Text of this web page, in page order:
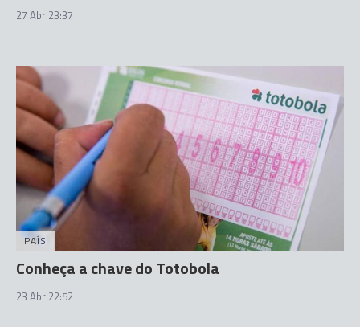
27 Abr 23:37
PAÍS
Conheça a chave do Totobola
23 Abr 22:52